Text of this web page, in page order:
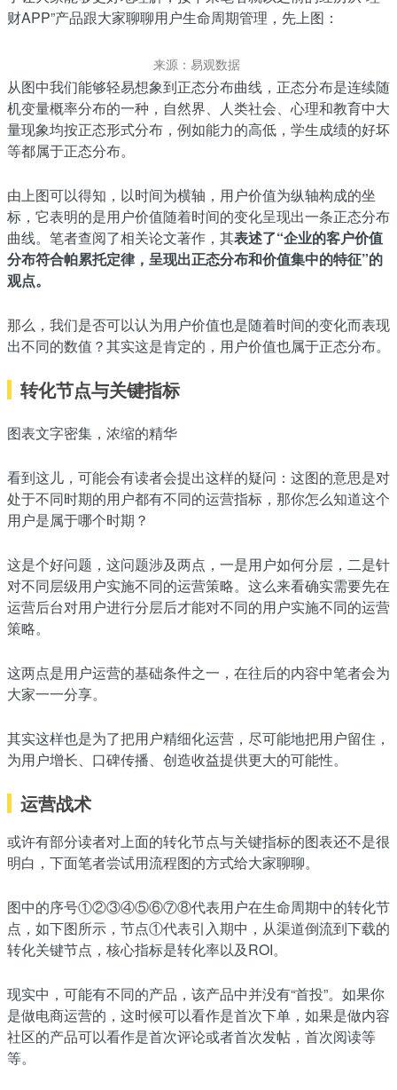
财APP”产品跟大家聊聊用户生命周期管理，先上图：
来源：易观数据
从图中我们能够轻易想象到正态分布曲线，正态分布是连续随
机变量概率分布的一种，自然界、人类社会、心理和教育中大
量现象均按正态形式分布，例如能力的高低，学生成绩的好坏
等都属于正态分布。
由上图可以得知，以时间为横轴，用户价值为纵轴构成的坐
标，它表明的是用户价值随着时间的变化呈现出一条正态分布
曲线。笔者查阅了相关论文著作，其表述了“企业的客户价值
分布符合帕累托定律，呈现出正态分布和价值集中的特征”的
观点。
那么，我们是否可以认为用户价值也是随着时间的变化而表现
出不同的数值？其实这是肯定的，用户价值也属于正态分布。
转化节点与关键指标
图表文字密集，浓缩的精华
看到这儿，可能会有读者会提出这样的疑问：这图的意思是对
处于不同时期的用户都有不同的运营指标，那你怎么知道这个
用户是属于哪个时期？
这是个好问题，这问题涉及两点，一是用户如何分层，二是针
对不同层级用户实施不同的运营策略。这么来看确实需要先在
运营后台对用户进行分层后才能对不同的用户实施不同的运营
策略。
这两点是用户运营的基础条件之一，在往后的内容中笔者会为
大家一一分享。
其实这样也是为了把用户精细化运营，尽可能地把用户留住，
为用户增长、口碑传播、创造收益提供更大的可能性。
运营战术
或许有部分读者对上面的转化节点与关键指标的图表还不是很
明白，下面笔者尝试用流程图的方式给大家聊聊。
图中的序号①②③④⑤⑥⑦⑧代表用户在生命周期中的转化节
点，如下图所示，节点①代表引入期中，从渠道倒流到下载的
转化关键节点，核心指标是转化率以及ROI。
现实中，可能有不同的产品，该产品中并没有“首投”。如果你
是做电商运营的，这时候可以看作是首次下单，如果是做内容
社区的产品可以看作是首次评论或者首次发帖，首次阅读等
等。